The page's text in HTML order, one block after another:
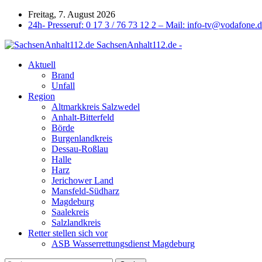
Freitag, 7. August 2026
24h- Presseruf: 0 17 3 / 76 73 12 2 – Mail: info-
SachsenAnhalt112.de -
Aktuell
Brand
Unfall
Region
Altmarkkreis Salzwedel
Anhalt-Bitterfeld
Börde
Burgenlandkreis
Dessau-Roßlau
Halle
Harz
Jerichower Land
Mansfeld-Südharz
Magdeburg
Saalekreis
Salzlandkreis
Retter stellen sich vor
ASB Wasserrettungsdienst Magdeburg